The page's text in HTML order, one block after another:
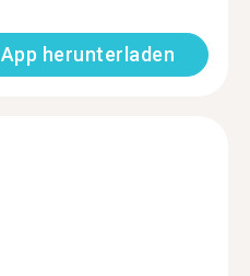
App herunterladen